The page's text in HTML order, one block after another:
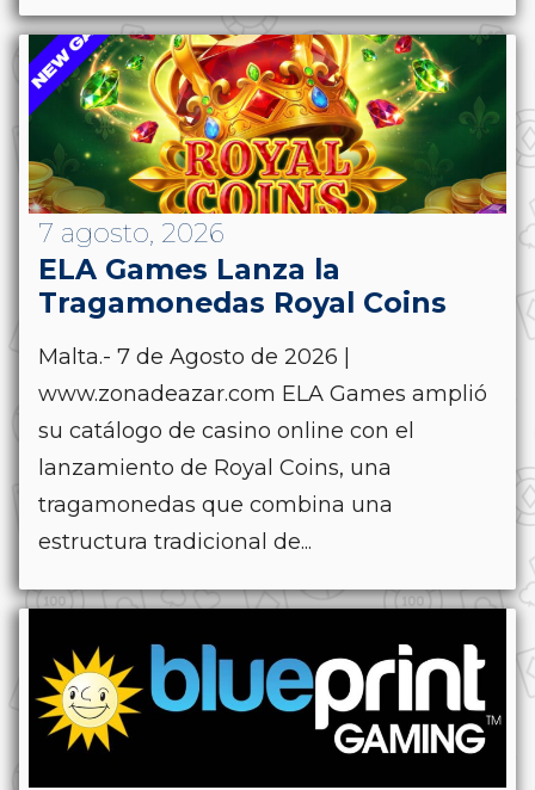
7 agosto, 2026
ELA Games Lanza la
Tragamonedas Royal Coins
Malta.- 7 de Agosto de 2026 |
www.zonadeazar.com ELA Games amplió
su catálogo de casino online con el
lanzamiento de Royal Coins, una
tragamonedas que combina una
estructura tradicional de...